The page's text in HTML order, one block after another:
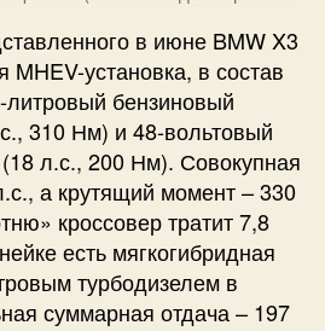
в июне BMW X3
MHEV-установка, в состав
литровый бензиновый
310 Нм) и 48-вольтовый
(18 л.с., 200 Нм). Совокупная
а крутящий момент – 330
кроссовер тратит 7,8
есть мягкогибридная
турбодизелем в
суммарная отдача – 197